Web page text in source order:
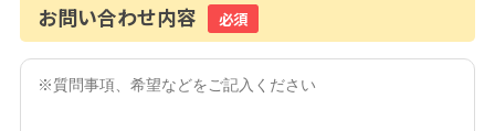
お問い合わせ内容 必須